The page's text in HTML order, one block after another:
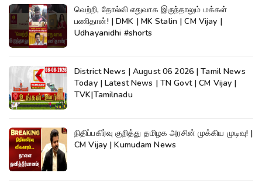
வெற்றி, தோல்வி எதுவாக இருந்தாலும் மக்கள்
பணிதான்! | DMK | MK Stalin | CM Vijay |
Udhayanidhi #shorts
District News | August 06 2026 | Tamil News
Today | Latest News | TN Govt | CM Vijay |
TVK|Tamilnadu
நிதிப்பகிர்வு குறித்து தமிழக அரசின் முக்கிய முடிவு! |
CM Vijay | Kumudam News